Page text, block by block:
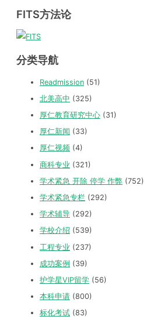
FITS方法论
分类导航
Readmission (51)
北美高中 (325)
厚仁教育研究中心 (31)
厚仁新闻 (33)
厚仁视频 (4)
商科专业 (321)
学术紧急 开除 停学 作弊 (752)
学术紧急专栏 (292)
学术辅导 (292)
学校介绍 (539)
工程专业 (237)
成功案例 (39)
护学星VIP留学 (56)
本科申请 (800)
标化考试 (83)